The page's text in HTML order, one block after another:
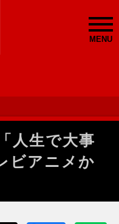
MENU
人生で大事
ビアニメか